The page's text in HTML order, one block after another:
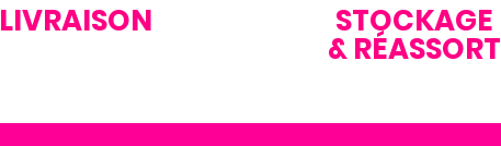
STOCKAGE
& RÉASSORT
LIVRAISON